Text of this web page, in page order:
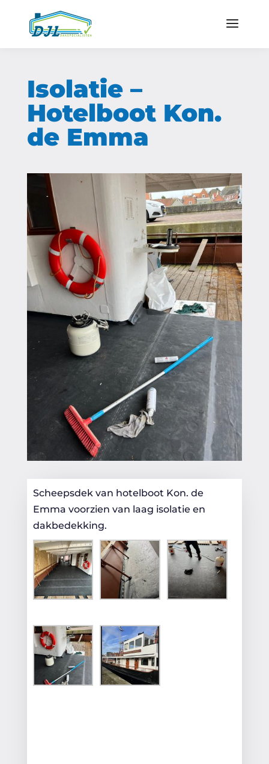
Isolatie –
Hotelboot Kon.
de Emma
Scheepsdek van hotelboot Kon. de
Emma voorzien van laag isolatie en
dakbedekking.